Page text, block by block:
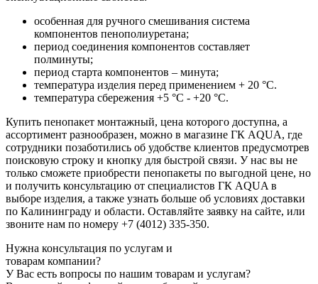
особенная для ручного смешивания система
компонентов пенополиуретана;
период соединения компонентов составляет
полминуты;
период старта компонентов – минута;
температура изделия перед применением + 20 °С.
температура сбережения +5 °С - +20 °С.
Купить пенопакет монтажный, цена которого доступна, а
ассортимент разнообразен, можно в магазине ГК AQUA, где
сотрудники позаботились об удобстве клиентов предусмотрев
поисковую строку и кнопку для быстрой связи. У нас вы не
только сможете приобрести пенопакеты по выгодной цене, но
и получить консультацию от специалистов ГК AQUA в
выборе изделия, а также узнать больше об условиях доставки
по Калининграду и области. Оставляйте заявку на сайте, или
звоните нам по номеру +7 (4012) 335-350.
Нужна консультация по услугам и
товарам компании?
У Вас есть вопросы по нашим товарам и услугам?